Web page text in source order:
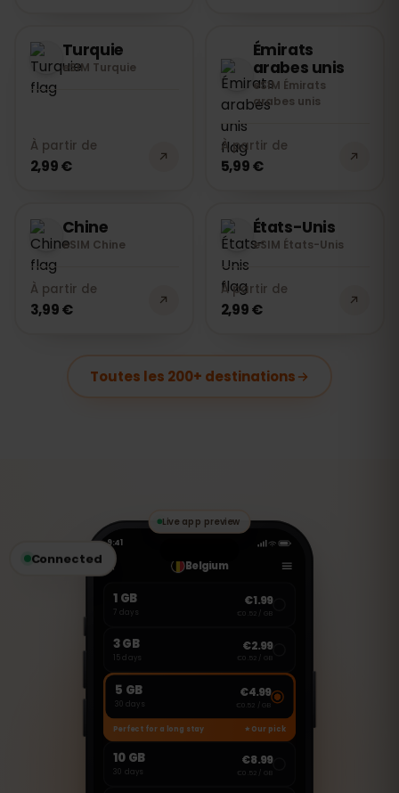
Turquie
eSIM Turquie
À partir de
2,99 €
Émirats
arabes unis
eSIM Émirats
arabes unis
À partir de
5,99 €
Chine
eSIM Chine
À partir de
3,99 €
États-Unis
eSIM États-Unis
À partir de
2,99 €
Toutes les 200+ destinations